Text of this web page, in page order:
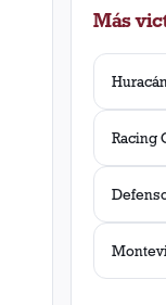
Más
Racing